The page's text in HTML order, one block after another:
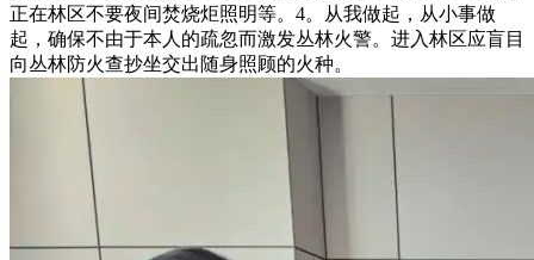
正在林区不要夜间焚烧炬照明等。4。从我做起，从小事做
起，确保不由于本人的疏忽而激发丛林火警。进入林区应盲目
向丛林防火查抄坐交出随身照顾的火种。